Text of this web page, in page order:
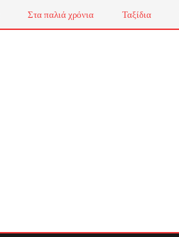
Στα παλιά χρόνια Ταξίδια